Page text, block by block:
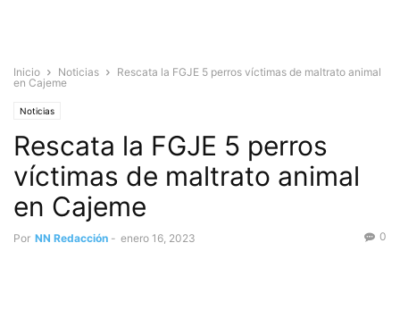
Inicio Noticias
Rescata la FGJE 5 perros víctimas de maltrato animal
en Cajeme
Noticias
Rescata la FGJE 5 perros
víctimas de maltrato animal
en Cajeme
Por NN Redacción - enero 16, 2023 0